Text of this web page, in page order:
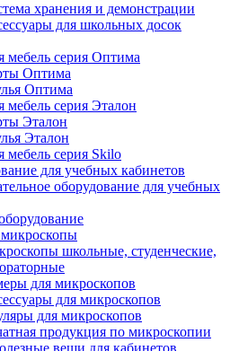
хранения и демонстрации
для школьных досок
мебель серия Оптима
Оптима
Оптима
мебель серия Эталон
Эталон
Эталон
мебель серия Skilo
для учебных кабинетов
оборудование для учебных
школьные, студенческие,
для микроскопов
для микроскопов
для микроскопов
продукция по микроскопии